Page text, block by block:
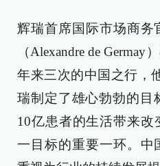
辉瑞首席国际市场商务
（Alexandre de
年来三次的中国之行，
瑞制定了雄心勃勃的目
10亿患者的生活带来
一目标的重要一环。中